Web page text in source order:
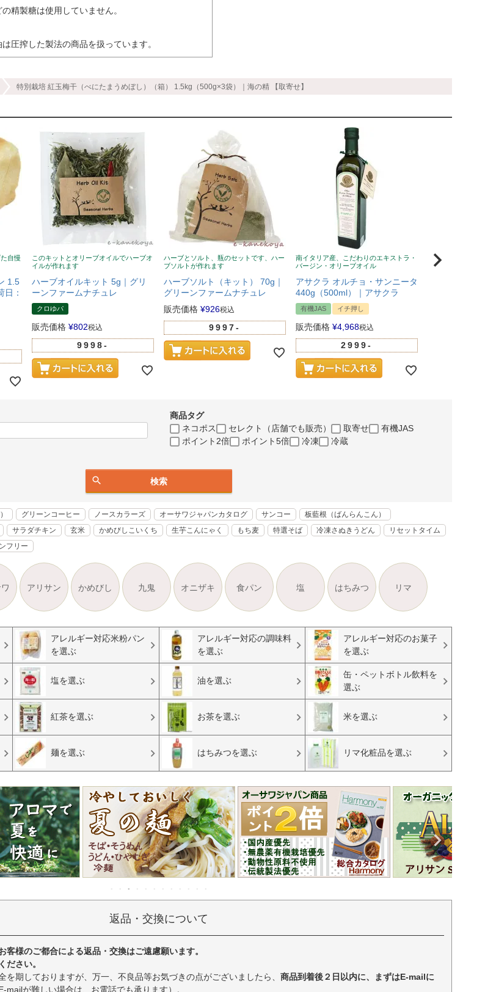
精製糖は使用していません。
圧搾した製法の商品を扱っています。
特別栽培 紅玉梅干（べにたまうめぼし）（箱） 1.5kg（500g×3袋）｜海の精 【取寄せ】
自慢
1.5
日：
このキットとオリーブオイルでハーブオ
イルが作れます
ハーブオイルキット 5g｜グリ
ーンファームナチュレ
クロゆパ
販売価格 ¥802税込
9998-
ハーブとソルト、瓶のセットです、ハー
ブソルトが作れます
ハーブソルト（キット） 70g｜
グリーンファームナチュレ
販売価格 ¥926税込
9997-
南イタリア産、こだわりのエキストラ・
バージン・オリーブオイル
アサクラ オルチョ・サンニータ
440g（500ml）｜アサクラ
有機JAS イチ押し
販売価格 ¥4,968税込
2999-
風邪予防に！ニュー
蜂蜜、無添加、クセ
商品タグ
ネコポス
セレクト（店舗でも販売） 取寄せ
有機JAS
ポイント2倍
ポイント5倍 冷凍 冷蔵
検索
グリーンコーヒー ノースカラーズ オーサワジャパンカタログ サンコー
板藍根（ばんらんこん）
サラダチキン 玄米 かめびしこいくち 生芋こんにゃく もち麦 特選そば 冷凍さぬきうどん
リセットタイム
フリー
アリサン かめびし 九鬼 オニザキ 食パン 塩 はちみつ リマ
アレルギー対応米粉パン
を選ぶ
アレルギー対応の調味料
を選ぶ
アレルギー対応のお菓子
を選ぶ
塩を選ぶ 油を選ぶ
缶・ペットボトル飲料を
選ぶ
紅茶を選ぶ お茶を選ぶ 米を選ぶ
麺を選ぶ はちみつを選ぶ リマ化粧品を選ぶ
返品・交換について
客様のご都合による返品・交換はご遠慮願います。
ださい。
を期しておりますが、万一、不良品等お気づきの点がございましたら、 商品到着後２日以内に、まずはE-mailに
E-mailが難しい場合は、お電話でも承ります）。